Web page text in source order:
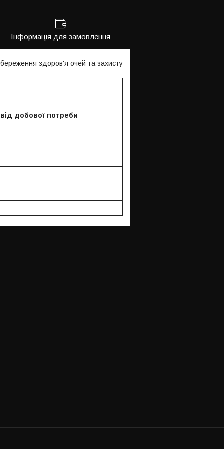
Інформація для замовлення
здоров'я очей та захисту
добової потреби